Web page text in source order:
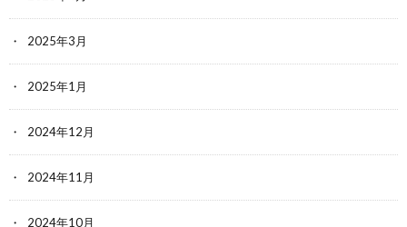
2025年3月
2025年1月
2024年12月
2024年11月
2024年10月